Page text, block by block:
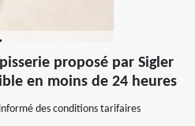
proposé par Sigler
en moins de 24 heures
des conditions tarifaires